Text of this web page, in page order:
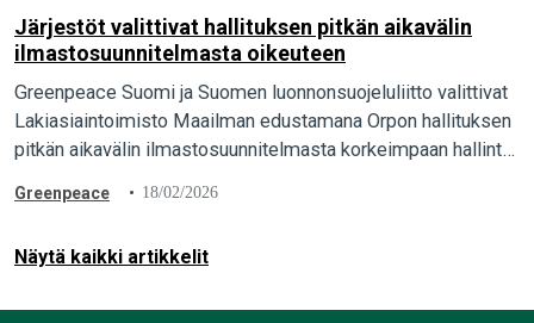
Järjestöt valittivat hallituksen pitkän aikavälin
ilmastosuunnitelmasta oikeuteen
Greenpeace Suomi ja Suomen luonnonsuojeluliitto valittivat
Lakiasiaintoimisto Maailman edustamana Orpon hallituksen
pitkän aikavälin ilmastosuunnitelmasta korkeimpaan hallinto-
mutta pääministeri Orpon hallituksen suunnitelmalla siihen ei
Greenpeace 18/02/2026
Näytä kaikki artikkelit